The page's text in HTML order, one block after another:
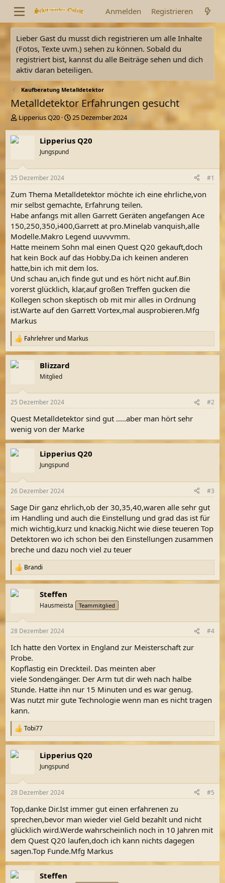
Anmelden Registrieren
Lieber Gast du musst dich registrieren um alle Inhalte
(Fotos, Texte uvm.) sehen zu können. Sobald du
registriert bist, kannst du alle Beiträge sehen und dich
aktiv daran beteiligen.
Kaufberatung Metalldetektor
Metalldetektor Erfahrungen gesucht
E
t
l
e
Lipperius Q20
E
t
l
m
25 Dezember 2024
Lipperius Q20
Jungspund
25 Dezember 2024 #1
Zum Thema Metalldetektor möchte ich eine ehrliche,von
mir selbst gemachte, Erfahrung teilen.
Habe anfangs mit allen Garrett Geräten angefangen Ace
150,250,350,i400,Garrett at pro.Minelab vanquish,alle
Modelle.Makro Legend uuvvvmm.
Hatte meinem Sohn mal einen Quest Q20 gekauft,doch
hat kein Bock auf das Hobby.Da ich keinen anderen
hatte,bin ich mit dem los.
Und schau an,ich finde gut und es hört nicht auf.Bin
vorerst glücklich, klar,auf großen Treffen gucken die
Kollegen schon skeptisch ob mit mir alles in Ordnung
ist.Warte auf den Garrett Vortex,mal ausprobieren.Mfg
Markus
R
e
a
k
e
:
Fahrlehrer und Markus
Blizzard
Mitglied
25 Dezember 2024 #2
Quest Metalldetektor sind gut .....aber man hört sehr
wenig von der Marke
Lipperius Q20
Jungspund
26 Dezember 2024 #3
Sage Dir ganz ehrlich,ob der 30,35,40,waren alle sehr gut
im Handling und auch die Einstellung und grad das ist für
mich wichtig,kurz und knackig.Nicht wie diese teueren Top
Detektoren wo ich schon bei den Einstellungen zusammen
breche und dazu noch viel zu teuer
R
e
a
k
e
:
Brandi
Steffen
Hausmeista Teammitglied
28 Dezember 2024 #4
Ich hatte den Vortex in England zur Meisterschaft zur
Probe.
Kopflastig ein Dreckteil. Das meinten aber
viele Sondengänger. Der Arm tut dir weh nach halbe
Stunde. Hatte ihn nur 15 Minuten und es war genug.
Was nutzt mir gute Technologie wenn man es nicht tragen
kann.
R
e
a
k
e
:
Tobi77
Lipperius Q20
Jungspund
28 Dezember 2024 #5
Top,danke Dir.Ist immer gut einen erfahrenen zu
sprechen,bevor man wieder viel Geld bezahlt und nicht
glücklich wird.Werde wahrscheinlich noch in 10 Jahren mit
dem Quest Q20 laufen,doch ich kann nichts dagegen
sagen.Top Funde.Mfg Markus
Steffen